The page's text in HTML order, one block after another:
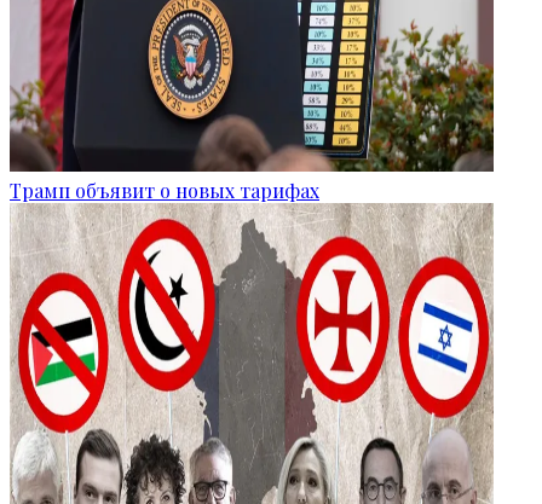
Трамп объявит о новых тарифах